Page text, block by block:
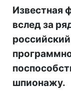
Известная
вслед за
шпионажу.